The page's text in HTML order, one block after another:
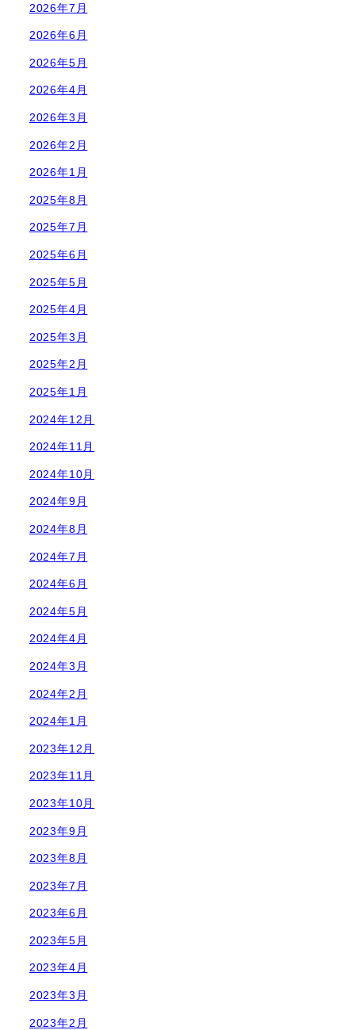
2026年7月
2026年6月
2026年5月
2026年4月
2026年3月
2026年2月
2026年1月
2025年8月
2025年7月
2025年6月
2025年5月
2025年4月
2025年3月
2025年2月
2025年1月
2024年12月
2024年11月
2024年10月
2024年9月
2024年8月
2024年7月
2024年6月
2024年5月
2024年4月
2024年3月
2024年2月
2024年1月
2023年12月
2023年11月
2023年10月
2023年9月
2023年8月
2023年7月
2023年6月
2023年5月
2023年4月
2023年3月
2023年2月